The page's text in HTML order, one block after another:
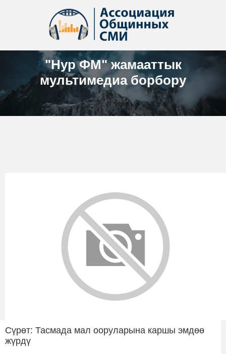
"Нур ФМ" жамааттык
мультимедиа борбору
Сүрөт: Тасмада мал ооруларына каршы эмдөө
жүрдү